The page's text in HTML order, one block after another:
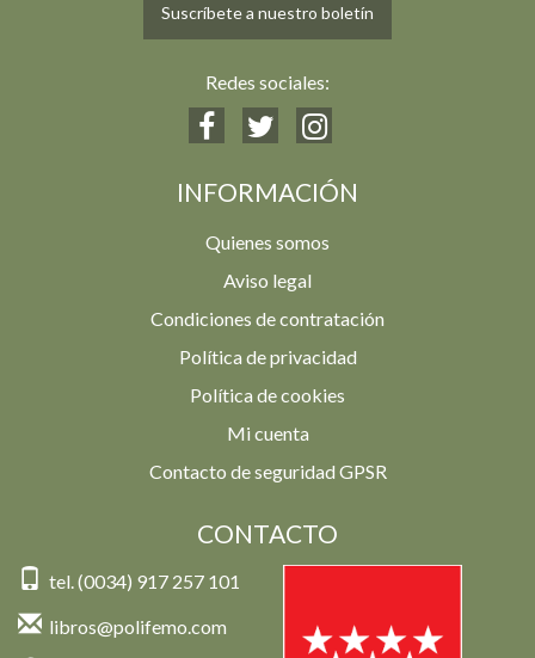
Suscríbete a nuestro boletín
Redes sociales:
INFORMACIÓN
Quienes somos
Aviso legal
Condiciones de contratación
Política de privacidad
Política de cookies
Mi cuenta
Contacto de seguridad GPSR
CONTACTO
tel. (0034) 917 257 101
libros@polifemo.com